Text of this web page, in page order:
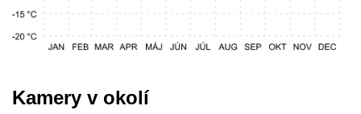
Kamery v okolí